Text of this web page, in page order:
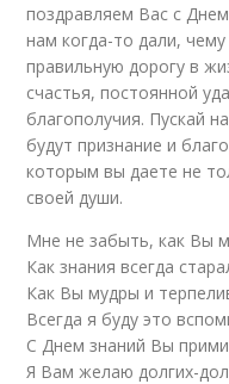
поздравляем Вас с
нам когда-то дали,
правильную дорогу в
счастья, постоянной
благополучия. Пускай
будут признание и
которым вы даете не
своей души.
Мне не забыть, как Вы
Как знания всегда
Как Вы мудры и
Всегда я буду это
С Днем знаний Вы
Я Вам желаю долгих-